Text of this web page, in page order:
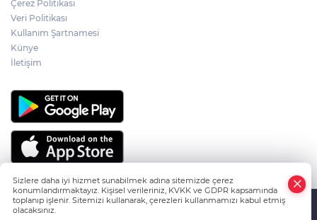
CHP İL BAŞKANLIĞI'NA KAMİL AKDOĞAN
Çerez Politikası
Veri Politikası
Kullanım Şartnamesi
Künye
İletişim
Sizlere daha iyi hizmet sunabilmek adına sitemizde çerez
konumlandırmaktayız. Kişisel verileriniz, KVKK ve GDPR kapsamında
toplanıp işlenir. Sitemizi kullanarak, çerezleri kullanmamızı kabul etmiş
olacaksınız.